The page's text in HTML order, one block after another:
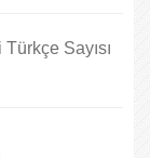
Sayısı